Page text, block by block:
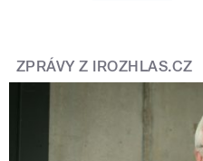
ZPRÁVY Z IROZHLAS.CZ